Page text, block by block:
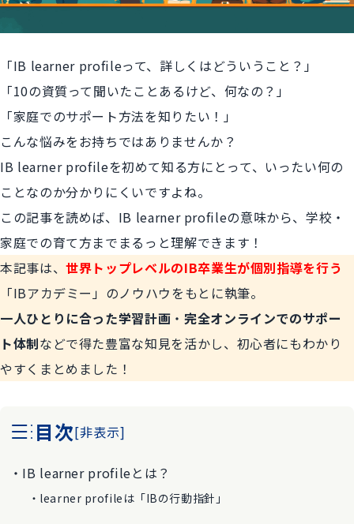
「IB learner profileって、詳しくはどういうこと？」
「10の資質って聞いたことあるけど、何なの？」
「家庭でのサポート方法を知りたい！」
こんな悩みをお持ちではありませんか？
IB learner profileを初めて知る方にとって、いったい何の
ことなのか分かりにくいですよね。
この記事を読めば、IB learner profileの意味から、学校・
家庭での育て方までまるっと理解できます！
本記事は、世界トップレベルのIB卒業生が個別指導を行う
「IBアカデミー」のノウハウをもとに執筆。
一人ひとりに合った学習計画 ・ 完全オンラインでのサポー
ト体制などで得た豊富な知見を活かし、初心者にもわかり
やすくまとめました！
目次[非表示]
IB learner profileとは？
learner profileは「IBの行動指針」